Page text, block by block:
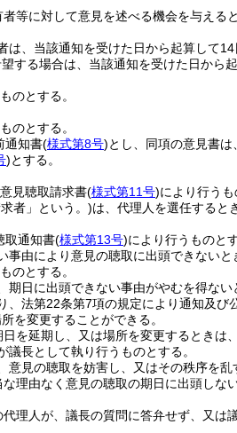
等に対して意見を述べる機会を与える
は、当該通知を受けた日から起算して
する場合は、当該通知を受けた日から
のとする。
のとする。
通知書(様式第8号)とし、同項の意見書
)とする。
見聴取請求書(様式第11号)により行うも
者」という。)は、代理人を選任すると
取通知書(様式第13号)により行うものとす
事由により意見の聴取に出頭できない
のとする。
期日に出頭できない事由がやむを得な
、法第22条第7項の規定により通知及
を変更することができる。
を延期し、又は場所を変更するときは
長として執り行うものとする。
見の聴取を妨害し、又はその秩序を
理由なく意見の聴取の期日に出頭し
理人が、議長の質問に答弁せず、又は